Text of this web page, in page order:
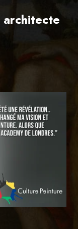
architecte